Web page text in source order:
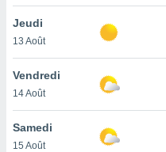
en
de
Jeudi
13 Août
Vendredi
14 Août
Samedi
15 Août